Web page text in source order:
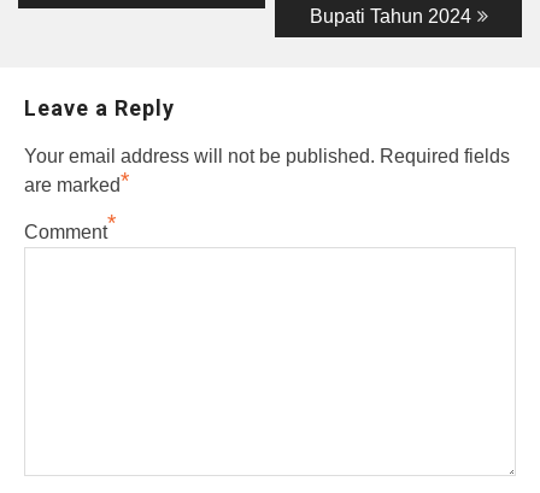
Bupati Tahun 2024
Leave a Reply
Your email address will not be published. Required fields
are marked*
Comment*